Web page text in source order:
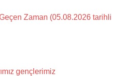
Zaman (05.08.2026 tarihli
gençlerimiz